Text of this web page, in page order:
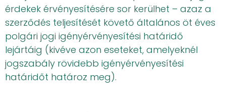
érdekek érvényesítésére sor kerülhet – azaz a
szerződés teljesítését követő általános öt éves
polgári jogi igényérvényesítési határidő
lejártáig (kivéve azon eseteket, amelyeknél
jogszabály rövidebb igényérvényesítési
határidőt határoz meg).